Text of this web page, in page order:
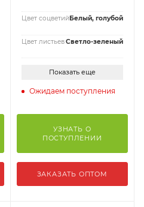
Цвет соцветий Белый, голубой
Цвет листьевСветло-зеленый
Показать еще
Ожидаем поступления
УЗНАТЬ О
ПОСТУПЛЕНИИ
ЗАКАЗАТЬ ОПТОМ